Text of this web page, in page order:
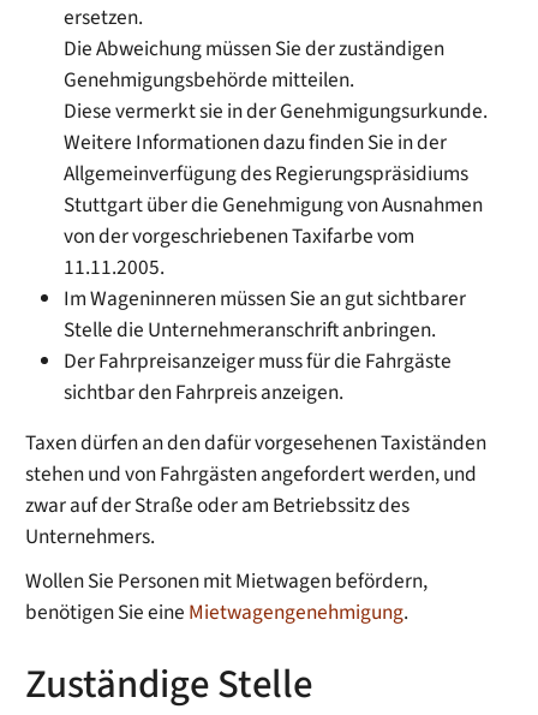
ersetzen.
Die Abweichung müssen Sie der zuständigen
Genehmigungsbehörde mitteilen.
Diese vermerkt sie in der Genehmigungsurkunde.
Weitere Informationen dazu finden Sie in der
Allgemeinverfügung des Regierungspräsidiums
Stuttgart über die Genehmigung von Ausnahmen
von der vorgeschriebenen Taxifarbe vom
11.11.2005.
Im Wageninneren müssen Sie an gut sichtbarer
Stelle die Unternehmeranschrift anbringen.
Der Fahrpreisanzeiger muss für die Fahrgäste
sichtbar den Fahrpreis anzeigen.
Taxen dürfen an den dafür vorgesehenen Taxiständen
stehen und von Fahrgästen angefordert werden, und
zwar auf der Straße oder am Betriebssitz des
Unternehmers.
Wollen Sie Personen mit Mietwagen befördern,
benötigen Sie eine Mietwagengenehmigung.
Zuständige Stelle